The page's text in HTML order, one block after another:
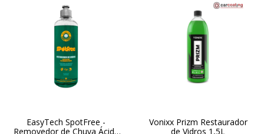
EasyTech SpotFree -
Removedor de Chuva Ácida
Vonixx Prizm Restaurador
de Vidros 1,5L